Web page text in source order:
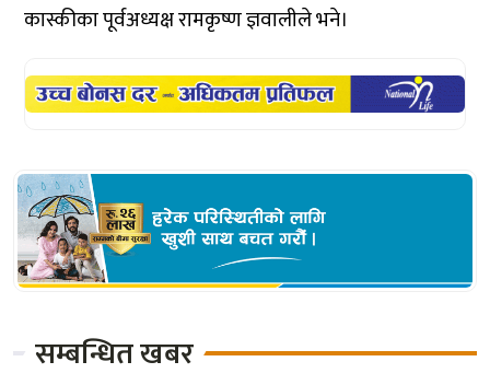
कास्कीका पूर्वअध्यक्ष रामकृष्ण ज्ञवालीले भने।
सम्बन्धित खबर